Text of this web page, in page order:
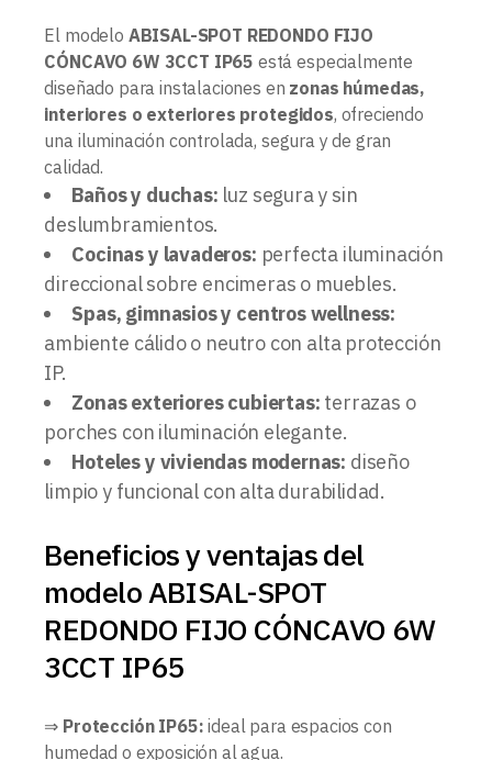
El modelo ABISAL-SPOT REDONDO FIJO
CÓNCAVO 6W 3CCT IP65 está especialmente
diseñado para instalaciones en zonas húmedas,
interiores o exteriores protegidos, ofreciendo
una iluminación controlada, segura y de gran
calidad.
Baños y duchas: luz segura y sin
deslumbramientos.
Cocinas y lavaderos: perfecta iluminación
direccional sobre encimeras o muebles.
Spas, gimnasios y centros wellness:
ambiente cálido o neutro con alta protección
IP.
Zonas exteriores cubiertas: terrazas o
porches con iluminación elegante.
Hoteles y viviendas modernas: diseño
limpio y funcional con alta durabilidad.
Beneficios y ventajas del
modelo ABISAL-SPOT
REDONDO FIJO CÓNCAVO 6W
3CCT IP65
⇒ Protección IP65: ideal para espacios con
humedad o exposición al agua.